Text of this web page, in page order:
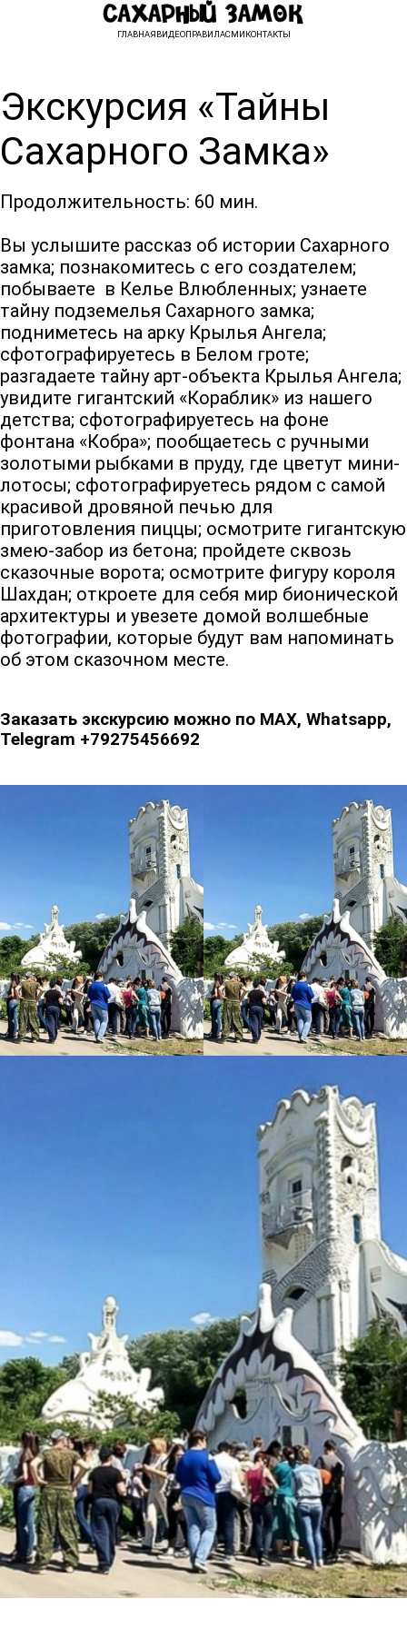
ГЛАВНАЯ ВИДЕОПРАВИЛАСМИ КОНТАКТЫ
Экскурсия «Тайны
Сахарного Замка»
Продолжительность: 60 мин.
Вы услышите рассказ об истории Сахарного
замка; познакомитесь с его создателем;
побываете в Келье Влюбленных; узнаете
тайну подземелья Сахарного замка;
подниметесь на арку Крылья Ангела;
сфотографируетесь в Белом гроте;
разгадаете тайну арт-объекта Крылья Ангела;
увидите гигантский «Кораблик» из нашего
детства; сфотографируетесь на фоне
фонтана «Кобра»; пообщаетесь с ручными
золотыми рыбками в пруду, где цветут мини-
лотосы; сфотографируетесь рядом с самой
красивой дровяной печью для
приготовления пиццы; осмотрите гигантскую
змею-забор из бетона; пройдете сквозь
сказочные ворота; осмотрите фигуру короля
Шахдан; откроете для себя мир бионической
архитектуры и увезете домой волшебные
фотографии, которые будут вам напоминать
об этом сказочном месте.
Заказать экскурсию можно по МАХ, Whatsapp,
Telegram +79275456692